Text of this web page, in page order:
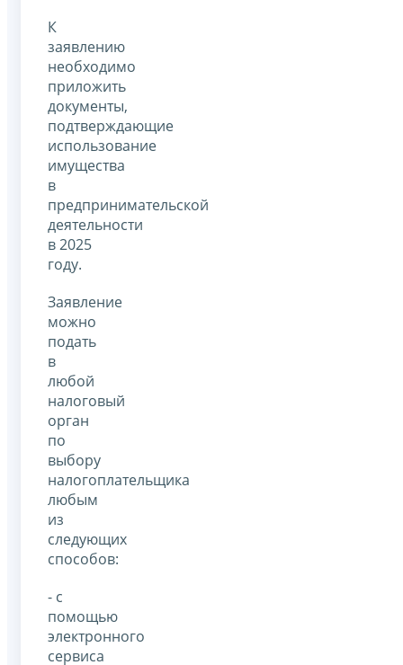
К
заявлению
необходимо
приложить
документы,
подтверждающие
использование
имущества
в
предпринимательской
деятельности
в 2025
году.
Заявление
можно
подать
в
любой
налоговый
орган
по
выбору
налогоплательщика
любым
из
следующих
способов:
- с
помощью
электронного
сервиса